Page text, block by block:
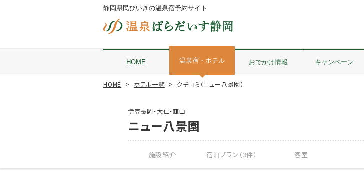
静岡県民びいきの温泉宿予約サイト
HOME 温泉宿・ホテル おでかけ情報 キャンペーン
HOME ホテル一覧 クチコミ（ニュー八景園）
伊豆長岡・大仁・韮山
ニュー八景園
施設紹介 宿泊プラン（3件） 客室